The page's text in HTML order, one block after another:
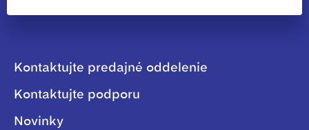
Kontaktujte predajné oddelenie
Kontaktujte podporu
Novinky